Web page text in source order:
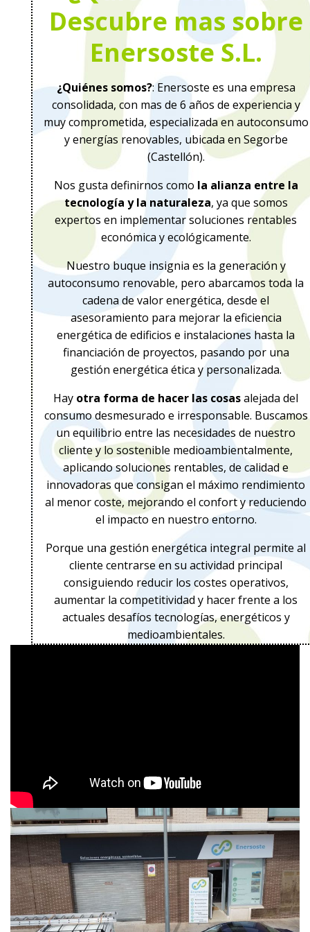
Descubre mas sobre
Enersoste S.L.
¿Quiénes somos?: Enersoste es una empresa
consolidada, con mas de 6 años de experiencia y
muy comprometida, especializada en autoconsumo
y energías renovables, ubicada en Segorbe
(Castellón).
Nos gusta definirnos como la alianza entre la
tecnología y la naturaleza, ya que somos
expertos en implementar soluciones rentables
económica y ecológicamente.
Nuestro buque insignia es la generación y
autoconsumo renovable, pero abarcamos toda la
cadena de valor energética, desde el
asesoramiento para mejorar la eficiencia
energética de edificios e instalaciones hasta la
financiación de proyectos, pasando por una
gestión energética ética y personalizada.
Hay otra forma de hacer las cosasalejada del
consumo desmesurado e irresponsable. Buscamos
un equilibrio entre las necesidades de nuestro
cliente y lo sostenible medioambientalmente,
aplicando soluciones rentables, de calidad e
innovadoras que consigan el máximo rendimiento
al menor coste, mejorando el confort y reduciendo
el impacto en nuestro entorno.
Porque una gestión energética integral permite al
cliente centrarse en su actividad principal
consiguiendo reducir los costes operativos,
aumentar la competitividad y hacer frente a los
actuales desafíos tecnologías, energéticos y
medioambientales.